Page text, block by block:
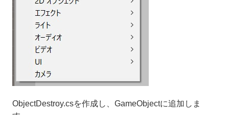
ObjectDestroy.csを作成し、GameObjectに追加しま